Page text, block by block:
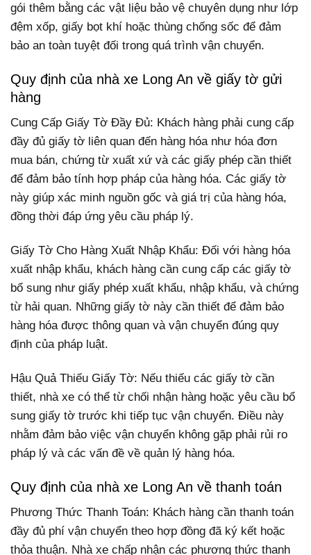
gói thêm bằng các vật liệu bảo vệ chuyên dụng như lớp
đệm xốp, giấy bọt khí hoặc thùng chống sốc để đảm
bảo an toàn tuyệt đối trong quá trình vận chuyển.
Quy định của nhà xe Long An về giấy tờ gửi
hàng
Cung Cấp Giấy Tờ Đầy Đủ: Khách hàng phải cung cấp
đầy đủ giấy tờ liên quan đến hàng hóa như hóa đơn
mua bán, chứng từ xuất xứ và các giấy phép cần thiết
để đảm bảo tính hợp pháp của hàng hóa. Các giấy tờ
này giúp xác minh nguồn gốc và giá trị của hàng hóa,
đồng thời đáp ứng yêu cầu pháp lý.
Giấy Tờ Cho Hàng Xuất Nhập Khẩu: Đối với hàng hóa
xuất nhập khẩu, khách hàng cần cung cấp các giấy tờ
bổ sung như giấy phép xuất khẩu, nhập khẩu, và chứng
từ hải quan. Những giấy tờ này cần thiết để đảm bảo
hàng hóa được thông quan và vận chuyển đúng quy
định của pháp luật.
Hậu Quả Thiếu Giấy Tờ: Nếu thiếu các giấy tờ cần
thiết, nhà xe có thể từ chối nhận hàng hoặc yêu cầu bổ
sung giấy tờ trước khi tiếp tục vận chuyển. Điều này
nhằm đảm bảo việc vận chuyển không gặp phải rủi ro
pháp lý và các vấn đề về quản lý hàng hóa.
Quy định của nhà xe Long An về thanh toán
Phương Thức Thanh Toán: Khách hàng cần thanh toán
đầy đủ phí vận chuyển theo hợp đồng đã ký kết hoặc
thỏa thuận. Nhà xe chấp nhận các phương thức thanh